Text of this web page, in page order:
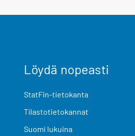
Löydä nopeasti
StatFin-tietokanta
Tilastotietokannat
Suomi lukuina